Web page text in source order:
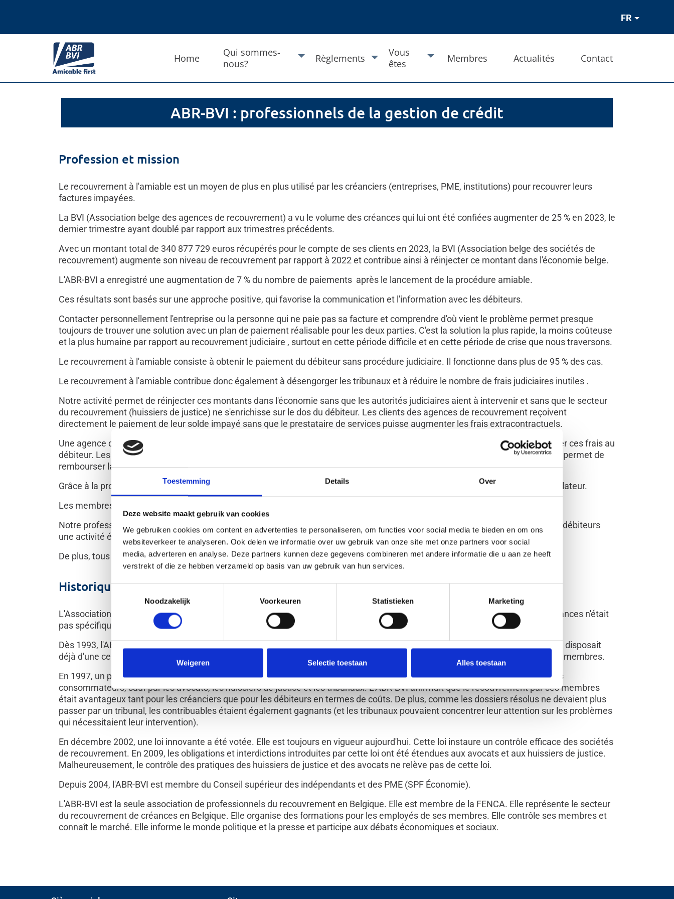
Toestemming Details Over
Deze website maakt gebruik van cookies
We gebruiken cookies om content en advertenties te personaliseren, om functies voor social media te bieden en om ons
websiteverkeer te analyseren. Ook delen we informatie over uw gebruik van onze site met onze partners voor social
media, adverteren en analyse. Deze partners kunnen deze gegevens combineren met andere informatie die u aan ze heeft
verstrekt of die ze hebben verzameld op basis van uw gebruik van hun services.
Noodzakelijk
Voorkeuren Statistieken Marketing
Weigeren Selectie toestaan Alles toestaan
FR
Home
Qui sommes-
nous?
Règlements
Vous
êtes
Membres Actualités Contact
ABR-BVI : professionnels de la gestion de crédit
Profession et mission
Le recouvrement à l'amiable est un moyen de plus en plus utilisé par les créanciers (entreprises, PME, institutions) pour recouvrer leurs
factures impayées.
La BVI (Association belge des agences de recouvrement) a vu le volume des créances qui lui ont été confiées augmenter de 25 % en 2023, le
dernier trimestre ayant doublé par rapport aux trimestres précédents.
Avec un montant total de 340 877 729 euros récupérés pour le compte de ses clients en 2023, la BVI (Association belge des sociétés de
recouvrement) augmente son niveau de recouvrement par rapport à 2022 et contribue ainsi à réinjecter ce montant dans l'économie belge.
L'ABR-BVI a enregistré une augmentation de 7 % du nombre de paiements après le lancement de la procédure amiable.
Ces résultats sont basés sur une approche positive, qui favorise la communication et l'information avec les débiteurs.
Contacter personnellement l'entreprise ou la personne qui ne paie pas sa facture et comprendre d'où vient le problème permet presque
toujours de trouver une solution avec un plan de paiement réalisable pour les deux parties. C'est la solution la plus rapide, la moins coûteuse
et la plus humaine par rapport au recouvrement judiciaire , surtout en cette période difficile et en cette période de crise que nous traversons.
Le recouvrement à l'amiable consiste à obtenir le paiement du débiteur sans procédure judiciaire. Il fonctionne dans plus de 95 % des cas.
Le recouvrement à l'amiable contribue donc également à désengorger les tribunaux et à réduire le nombre de frais judiciaires inutiles .
Notre activité permet de réinjecter ces montants dans l'économie sans que les autorités judiciaires aient à intervenir et sans que le secteur
du recouvrement (huissiers de justice) ne s'enrichisse sur le dos du débiteur. Les clients des agences de recouvrement reçoivent
directement le paiement de leur solde impayé sans que le prestataire de services puisse augmenter les frais extracontractuels.
Une agence de recouvrement est rémunérée par son mandant et, contrairement aux huissiers de justice, ne peut pas faire payer ces frais au
débiteur. Les agences de recouvrement versent toujours directement au créancier la totalité du montant reçu du débiteur. Cela permet de
rembourser la dette plus rapidement et d'éviter des frais supplémentaires.
Grâce à la procédure amiable, la BVI garantit la diminution du secteur du recouvrement de créances, ce qui est l'objectif du législateur.
Les membres de l'association gèrent aussi bien les créances commerciales que les créances de consommateurs .
Notre profession est fortement réglementée et contrôlée par l'inspection du SPF Économie. Cela garantit aux créanciers et aux débiteurs
une activité éthique et professionnelle.
De plus, tous les membres de l'ABR-BVI sont soumis à un code déontologique strict.
Historique
L'Association belge des sociétés de recouvrement (ABR-BVI) a été fondée en octobre 1993. À l'époque, le recouvrement de créances n'était
pas spécifiquement encadré et était souvent pratiqué à titre accessoire par un grand nombre de petits acteurs.
Dès 1993, l'ABR-BVI disposait d'un code déontologique. La loi de 2002 s'inspire d'ailleurs de ce code initial. En 1993, l'association disposait
déjà d'une cellule chargée de traiter les éventuelles plaintes de toute partie concernée par les recouvrements effectués par ses membres.
En 1997, un projet de loi (1256/1 des députés De Richer, Demotte Dejonghe) visait à interdire le recouvrement des créances des
consommateurs, sauf par les avocats, les huissiers de justice et les tribunaux. L'ABR-BVI affirmait que le recouvrement par ses membres
était avantageux tant pour les créanciers que pour les débiteurs en termes de coûts. De plus, comme les dossiers résolus ne devaient plus
passer par un tribunal, les contribuables étaient également gagnants (et les tribunaux pouvaient concentrer leur attention sur les problèmes
qui nécessitaient leur intervention).
En décembre 2002, une loi innovante a été votée. Elle est toujours en vigueur aujourd'hui. Cette loi instaure un contrôle efficace des sociétés
de recouvrement. En 2009, les obligations et interdictions introduites par cette loi ont été étendues aux avocats et aux huissiers de justice.
Malheureusement, le contrôle des pratiques des huissiers de justice et des avocats ne relève pas de cette loi.
Depuis 2004, l'ABR-BVI est membre du Conseil supérieur des indépendants et des PME (SPF Économie).
L'ABR-BVI est la seule association de professionnels du recouvrement en Belgique. Elle est membre de la FENCA. Elle représente le secteur
du recouvrement de créances en Belgique. Elle organise des formations pour les employés de ses membres. Elle contrôle ses membres et
connaît le marché. Elle informe le monde politique et la presse et participe aux débats économiques et sociaux.